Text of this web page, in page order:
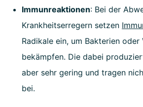
Immunreaktionen: Bei der
Krankheitserregern setzen
Radikale ein, um Bakterien oder
bekämpfen. Die dabei
aber sehr gering und tragen
bei.